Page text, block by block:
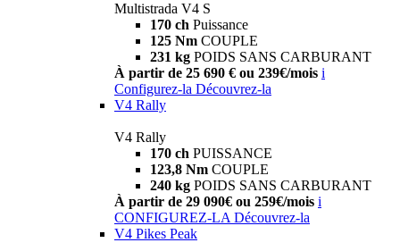
Multistrada V4 S
170 ch Puissance
125 Nm COUPLE
231 kg POIDS SANS CARBURANT
À partir de 25 690 € ou 239€/mois i
Configurez-la Découvrez-la
V4 Rally
V4 Rally
170 ch PUISSANCE
123,8 Nm COUPLE
240 kg POIDS SANS CARBURANT
À partir de 29 090€ ou 259€/mois i
CONFIGUREZ-LA Découvrez-la
V4 Pikes Peak